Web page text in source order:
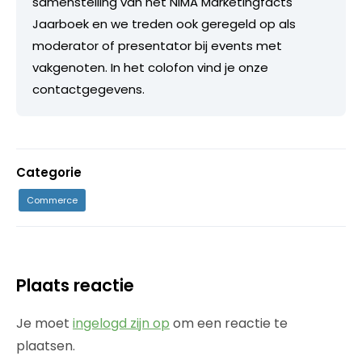
Jaarboek en we treden ook geregeld op als
moderator of presentator bij events met
vakgenoten. In het colofon vind je onze
contactgegevens.
Categorie
Commerce
Plaats reactie
Je moet ingelogd zijn op om een reactie te
plaatsen.